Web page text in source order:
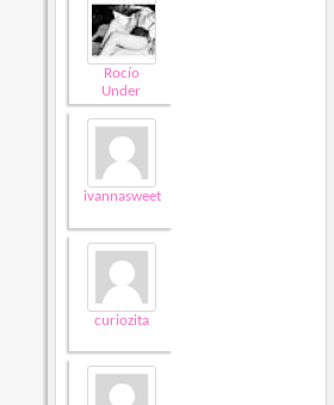
Rocío
Under
ivannasweet
curiozita